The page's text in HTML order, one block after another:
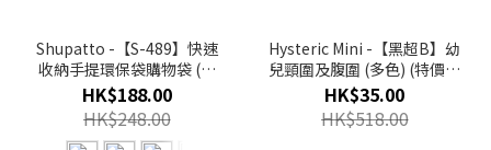
Shupatto -【S-489】快速
收納手提環保袋購物袋 (中
碼) (多色)
HK$188.00
HK$248.00
Hysteric Mini -【黑超B】幼
兒頸圍及腹圍 (多色) (特價貨
品, 不設退換)
HK$35.00
HK$518.00